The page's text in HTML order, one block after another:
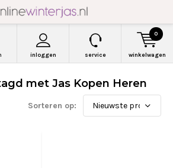
inloggen service winkelwagen
0
met Jas Kopen Heren
Sorteren op: